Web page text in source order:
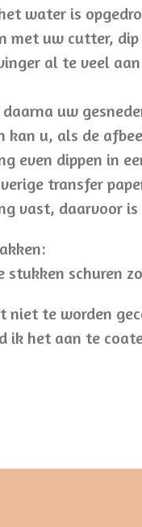
water is
met uw cutter,
al te veel
daarna uw
kan u, als de
even dippen in
transfer
vast, daarvoor
stukken schuren
niet te worden
ik het aan te